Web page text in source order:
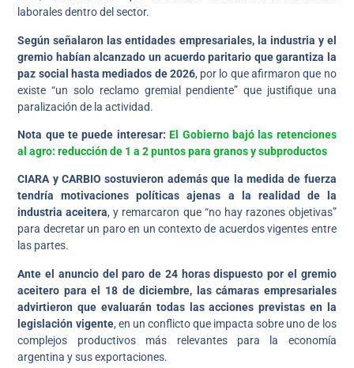
laborales dentro del sector.
Según señalaron las entidades empresariales, la industria y el
gremio habían alcanzado un acuerdo paritario que garantiza la
paz social hasta mediados de 2026, por lo que afirmaron que no
existe “un solo reclamo gremial pendiente” que justifique una
paralización de la actividad.
Nota que te puede interesar:El Gobierno bajó las retenciones
al agro: reducción de 1 a 2 puntos para granos y subproductos
CIARA y CARBIO sostuvieron además que la medida de fuerza
tendría motivaciones políticas ajenas a la realidad de la
industria aceitera, y remarcaron que “no hay razones objetivas”
para decretar un paro en un contexto de acuerdos vigentes entre
las partes.
Ante el anuncio del paro de 24 horas dispuesto por el gremio
aceitero para el 18 de diciembre, las cámaras empresariales
advirtieron que evaluarán todas las acciones previstas en la
legislación vigente, en un conflicto que impacta sobre uno de los
complejos productivos más relevantes para la economía
argentina y sus exportaciones.